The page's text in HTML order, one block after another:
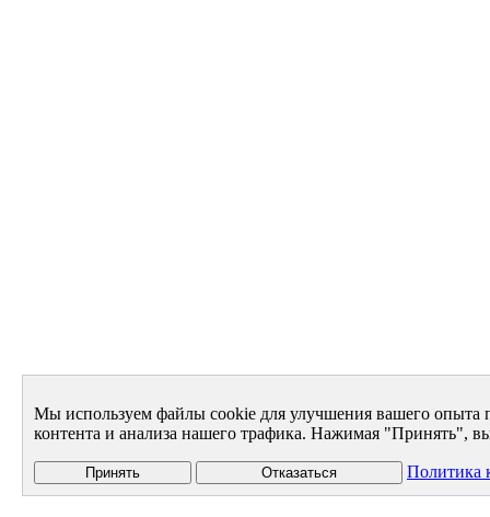
Мы используем файлы cookie для улучшения вашего опыта
контента и анализа нашего трафика. Нажимая "Принять",
Принять Отказаться Политика